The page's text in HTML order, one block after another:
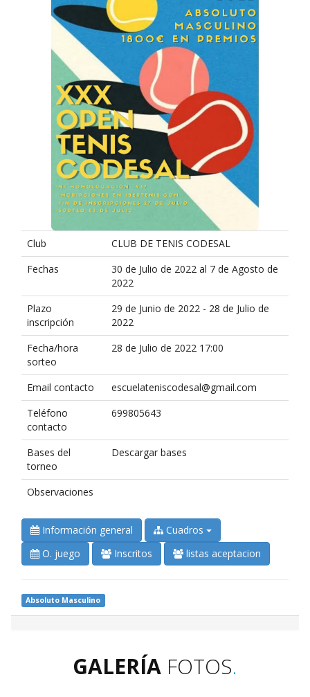
Club
CLUB DE TENIS CODESAL
Fechas
30 de Julio de 2022 al 7 de Agosto de
2022
Plazo
inscripción
29 de Junio de 2022 - 28 de Julio de
2022
Fecha/hora
sorteo
28 de Julio de 2022 17:00
Email contacto
escuelateniscodesal@gmail.com
Teléfono
contacto
699805643
Bases del
torneo
Descargar bases
Observaciones
Información general
Cuadros
O. juego
Inscritos listas aceptacion
Absoluto Masculino
GALERÍA FOTOS.